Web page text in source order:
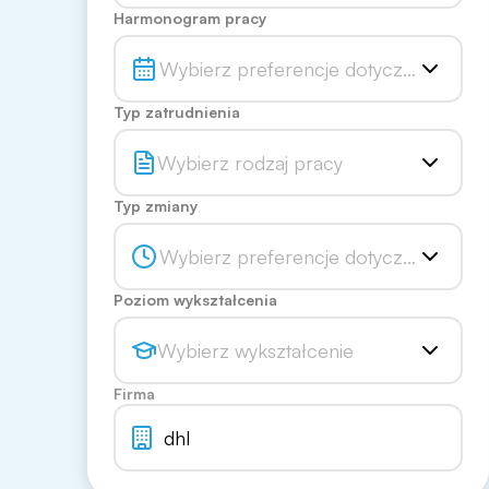
Harmonogram pracy
Wybierz preferencje dotyczące
Typ zatrudnienia
Wybierz rodzaj pracy
Typ zmiany
Wybierz preferencje dotyczące zmian
Poziom wykształcenia
Wybierz wykształcenie
Firma